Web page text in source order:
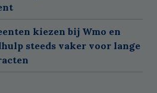
kiezen bij Wmo en
steeds vaker voor lange